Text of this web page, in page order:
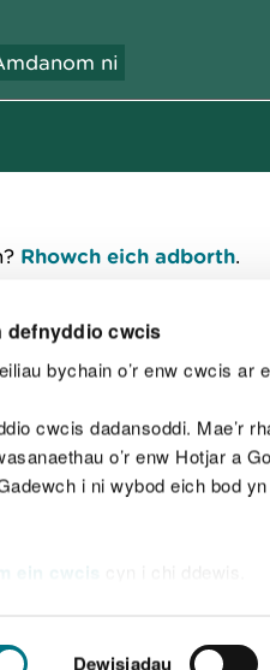
defnyddio cwcis
bychain o’r enw cwcis ar
cwcis dadansoddi. Mae’r
o’r enw Hotjar a
i ni wybod eich bod
ein cwcis
Dewisiadau
ni
Rhowch eich adborth.